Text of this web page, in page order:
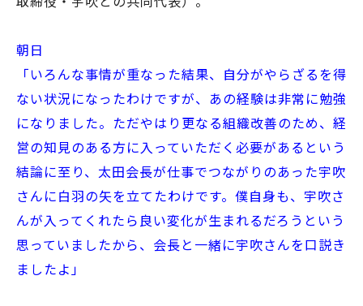
朝日
「いろんな事情が重なった結果、自分がやらざるを得
ない状況になったわけですが、あの経験は非常に勉強
になりました。ただやはり更なる組織改善のため、経
営の知見のある方に入っていただく必要があるという
結論に至り、太田会長が仕事でつながりのあった宇吹
さんに白羽の矢を立てたわけです。僕自身も、宇吹さ
んが入ってくれたら良い変化が生まれるだろうという
思っていましたから、会長と一緒に宇吹さんを口説き
ましたよ」